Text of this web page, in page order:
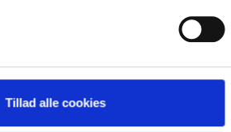
Tillad alle cookies
HOTEL VILDBJERG
HOTEL FALKEN , VIDEBÆK
HOTEL HJALLERUP KRO